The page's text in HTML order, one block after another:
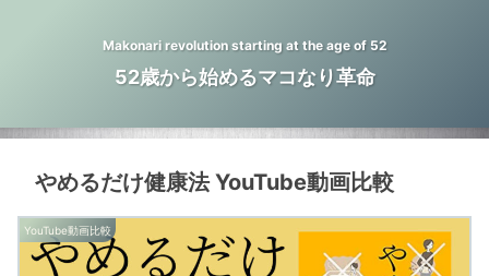
Makonari revolution starting at the age of 52
52歳から始めるマコなり革命
やめるだけ健康法 YouTube動画比較
YouTube動画比較